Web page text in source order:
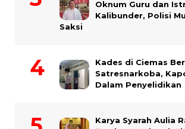
Oknum Guru dan
Kalibunder, Polisi
Saksi
Kades di Ciemas
Satresnarkoba,
Dalam Penyelidikan
Karya Syarah Aulia